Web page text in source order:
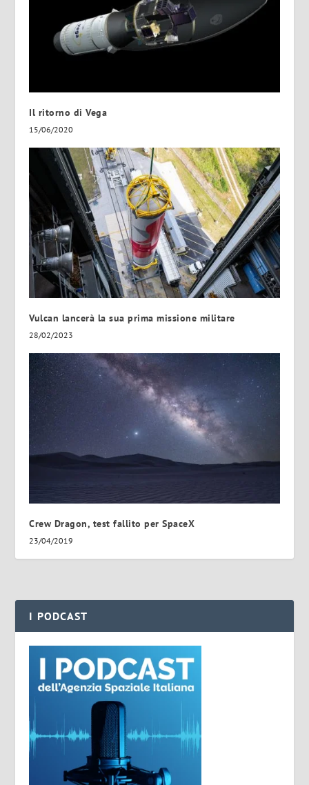
Il ritorno di Vega
15/06/2020
Vulcan lancerà la sua prima missione militare
28/02/2023
Crew Dragon, test fallito per SpaceX
23/04/2019
I PODCAST